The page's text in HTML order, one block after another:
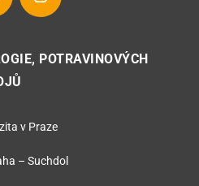
POTRAVINOVÝCH
v Praze
– Suchdol